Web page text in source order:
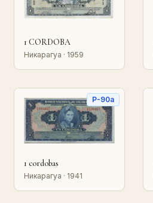
1 CORDOBA
Никарагуа · 1959
P-90a
1 cordobas
Никарагуа · 1941